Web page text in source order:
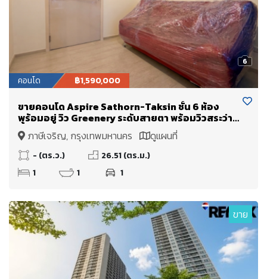
6
คอนโด ฿1,590,000
ขายคอนโด Aspire Sathorn-Taksin ชั้น 6 ห้อง
พร้อมอยู่ วิว Greenery ระดับสายตา พร้อมวิวสระว่าย
น้ำ ภาษีเจริญ, กรุงเทพมหานคร ดูแผนที่
- (ตร.ว.)
26.51 (ตร.ม.)
1
1 1
ขาย